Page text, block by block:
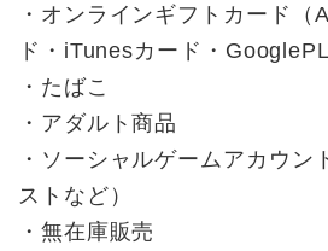
・オンラインギフトカード（
ド・iTunesカード・
・たばこ
・アダルト商品
・ソーシャルゲームアカウン
ストなど）
・無在庫販売